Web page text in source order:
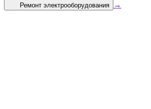
Ремонт электрооборудования →